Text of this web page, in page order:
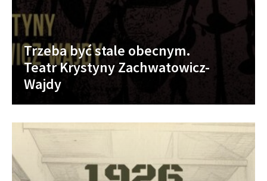
Trzeba być stale obecnym.
Teatr Krystyny Zachwatowicz-
Wajdy